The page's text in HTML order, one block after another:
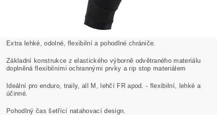
Extra lehké, odolné, flexibilní a pohodlné chrániče.
Základní konstrukce z elastického výborně odvětraného materiálu
doplněná flexibilními ochrannými prvky a rip stop materiálem
Ideální pro enduro, traily, all M, lehčí FR apod. - flexibilní, lehké a
účinné.
Pohodlný čas šetřící natahovací design.